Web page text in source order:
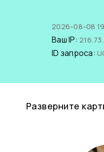
2026-08-08
Ваш IP:
ID запроса:
Разверните